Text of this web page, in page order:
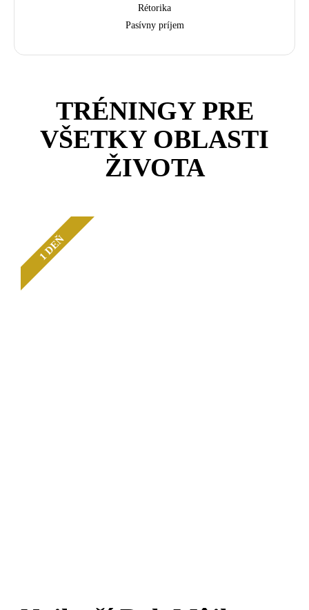
Rétorika
Pasívny príjem
TRÉNINGY PRE
VŠETKY OBLASTI
ŽIVOTA
1 DEŇ